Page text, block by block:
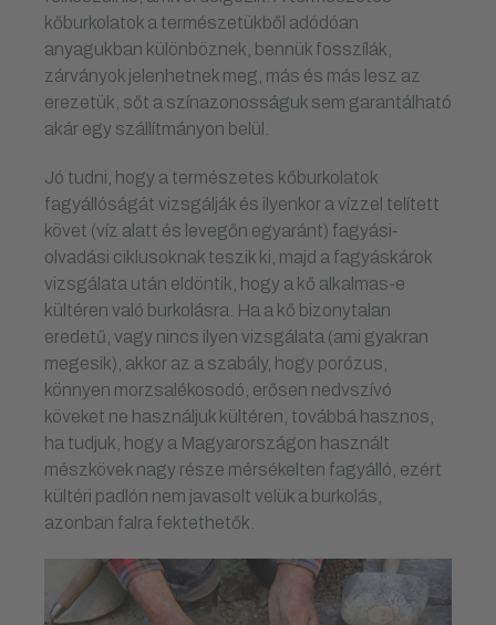
kőburkolatok a természetükből adódóan
anyagukban különböznek, bennük fosszílák,
zárványok jelenhetnek meg, más és más lesz az
erezetük, sőt a színazonosságuk sem garantálható
akár egy szállítmányon belül.
Jó tudni, hogy a természetes kőburkolatok
fagyállóságát vizsgálják és ilyenkor a vízzel telített
követ (víz alatt és levegőn egyaránt) fagyási-
olvadási ciklusoknak teszik ki, majd a fagyáskárok
vizsgálata után eldöntik, hogy a kő alkalmas-e
kültéren való burkolásra. Ha a kő bizonytalan
eredetű, vagy nincs ilyen vizsgálata (ami gyakran
megesik), akkor az a szabály, hogy porózus,
könnyen morzsalékosodó, erősen nedvszívó
köveket ne használjuk kültéren, továbbá hasznos,
ha tudjuk, hogy a Magyarországon használt
mészkövek nagy része mérsékelten fagyálló, ezért
kültéri padlón nem javasolt velük a burkolás,
azonban falra fektethetők.